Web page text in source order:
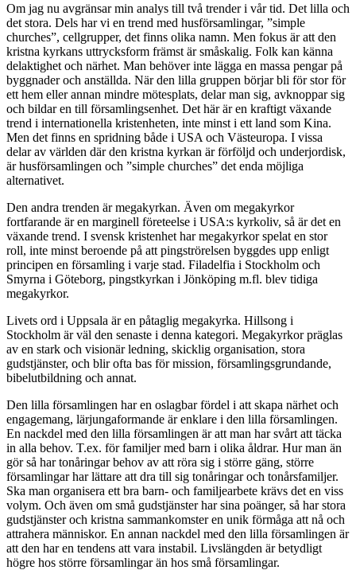
Om jag nu avgränsar min analys till två trender i vår tid. Det lilla och
det stora. Dels har vi en trend med husförsamlingar, ”simple
churches”, cellgrupper, det finns olika namn. Men fokus är att den
kristna kyrkans uttrycksform främst är småskalig. Folk kan känna
delaktighet och närhet. Man behöver inte lägga en massa pengar på
byggnader och anställda. När den lilla gruppen börjar bli för stor för
ett hem eller annan mindre mötesplats, delar man sig, avknoppar sig
och bildar en till församlingsenhet. Det här är en kraftigt växande
trend i internationella kristenheten, inte minst i ett land som Kina.
Men det finns en spridning både i USA och Västeuropa. I vissa
delar av världen där den kristna kyrkan är förföljd och underjordisk,
är husförsamlingen och ”simple churches” det enda möjliga
alternativet.
Den andra trenden är megakyrkan. Även om megakyrkor
fortfarande är en marginell företeelse i USA:s kyrkoliv, så är det en
växande trend. I svensk kristenhet har megakyrkor spelat en stor
roll, inte minst beroende på att pingströrelsen byggdes upp enligt
principen en församling i varje stad. Filadelfia i Stockholm och
Smyrna i Göteborg, pingstkyrkan i Jönköping m.fl. blev tidiga
megakyrkor.
Livets ord i Uppsala är en påtaglig megakyrka. Hillsong i
Stockholm är väl den senaste i denna kategori. Megakyrkor präglas
av en stark och visionär ledning, skicklig organisation, stora
gudstjänster, och blir ofta bas för mission, församlingsgrundande,
bibelutbildning och annat.
Den lilla församlingen har en oslagbar fördel i att skapa närhet och
engagemang, lärjungaformande är enklare i den lilla församlingen.
En nackdel med den lilla församlingen är att man har svårt att täcka
in alla behov. T.ex. för familjer med barn i olika åldrar. Hur man än
gör så har tonåringar behov av att röra sig i större gäng, större
församlingar har lättare att dra till sig tonåringar och tonårsfamiljer.
Ska man organisera ett bra barn- och familjearbete krävs det en viss
volym. Och även om små gudstjänster har sina poänger, så har stora
gudstjänster och kristna sammankomster en unik förmåga att nå och
attrahera människor. En annan nackdel med den lilla församlingen är
att den har en tendens att vara instabil. Livslängden är betydligt
högre hos större församlingar än hos små församlingar.